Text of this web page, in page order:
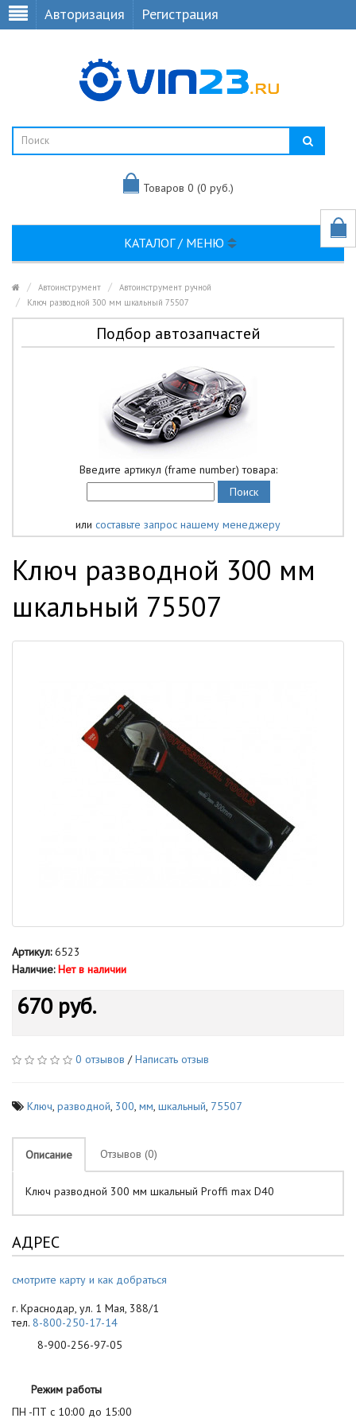
Авторизация Регистрация
Товаров 0 (0 руб.)
КАТАЛОГ / МЕНЮ
Автоинструмент
Автоинструмент ручной
Ключ разводной 300 мм шкальный 75507
Подбор автозапчастей
Введите артикул (frame number) товара:
или составьте запрос нашему менеджеру
Ключ разводной 300 мм
шкальный 75507
Артикул:6523
Наличие: Нет в наличии
670 руб.
0 отзывов /Написать отзыв
Ключ, разводной, 300, мм, шкальный, 75507
Описание Отзывов (0)
Ключ разводной 300 мм шкальный Proffi max D40
АДРЕС
смотрите карту и как добраться
г. Краснодар, ул. 1 Мая, 388/1
тел. 8-800-250-17-14
8-900-256-97-05
Режим работы
ПН -ПТ с 10:00 до 15:00